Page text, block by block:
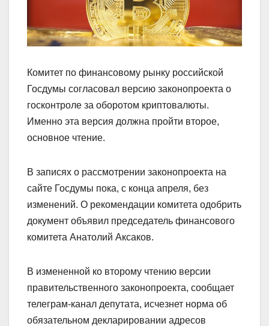
Комитет по финансовому рынку российской
Госдумы согласовал версию законопроекта о
госконтроле за оборотом криптовалюты.
Именно эта версия должна пройти второе,
основное чтение.
В записях о рассмотрении законопроекта на
сайте Госдумы пока, с конца апреля, без
изменений. О рекомендации комитета одобрить
документ объявил председатель финансового
комитета Анатолий Аксаков.
В измененной ко второму чтению версии
правительственного законопроекта, сообщает
телеграм-канал депутата, исчезнет норма об
обязательном декларировании адресов